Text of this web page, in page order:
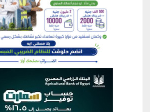
منطقة إعلانية